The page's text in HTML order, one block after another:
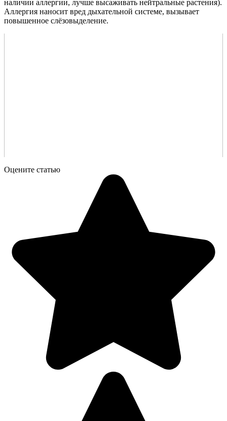
наличии аллергии, лучше высаживать нейтральные растения).
Аллергия наносит вред дыхательной системе, вызывает
повышенное слёзовыделение.
Оцените статью